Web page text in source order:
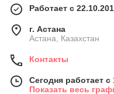
Работает с
г. Астана
Астана, Казахстан
Контакты
Сегодня работает с
Показать весь